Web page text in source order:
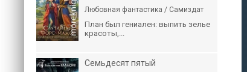
Любовная фантастика / Самиздат
План был гениален: выпить зелье
красоты,...
Семьдесят пятый